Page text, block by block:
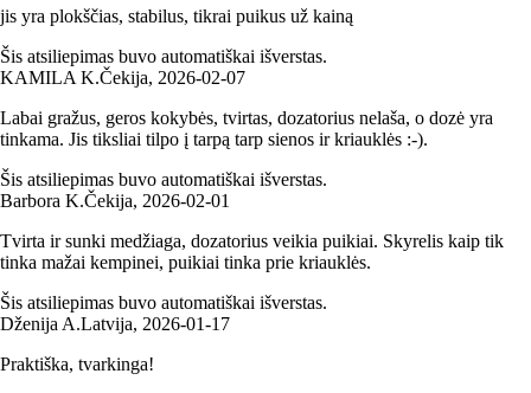
jis yra plokščias, stabilus, tikrai puikus už kainą
Šis atsiliepimas buvo automatiškai išverstas.
KAMILA K.Čekija, 2026‑02‑07
Labai gražus, geros kokybės, tvirtas, dozatorius nelaša, o dozė yra
tinkama. Jis tiksliai tilpo į tarpą tarp sienos ir kriauklės :-).
Šis atsiliepimas buvo automatiškai išverstas.
Barbora K.Čekija, 2026‑02‑01
Tvirta ir sunki medžiaga, dozatorius veikia puikiai. Skyrelis kaip tik
tinka mažai kempinei, puikiai tinka prie kriauklės.
Šis atsiliepimas buvo automatiškai išverstas.
Dženija A.Latvija, 2026‑01‑17
Praktiška, tvarkinga!